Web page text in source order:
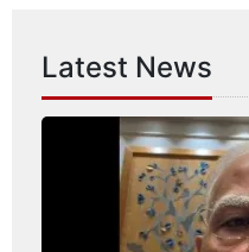
Latest News